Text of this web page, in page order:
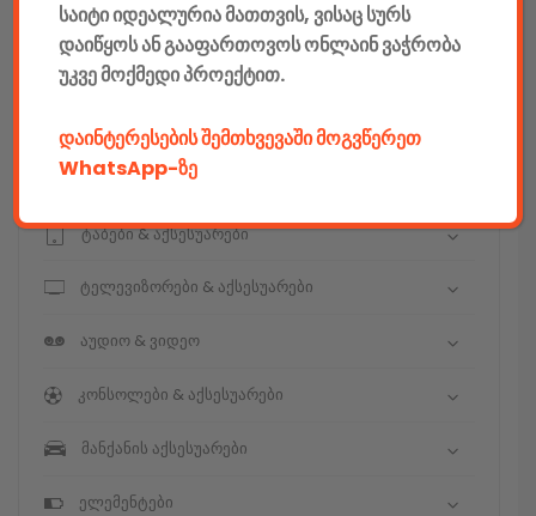
კომპიუტერები & აქსესუარები
ტელეფონები & აქსესუარები
კამერები & აქსესუარები
ნოუთბუქები & აქსესუარები
ტაბები & აქსესუარები
ტელევიზორები & აქსესუარები
აუდიო & ვიდეო
კონსოლები & აქსესუარები
მანქანის აქსესუარები
ელემენტები
საიტი იდეალურია მათთვის, ვისაც სურს
დაიწყოს ან გააფართოვოს ონლაინ ვაჭრობა
უკვე მოქმედი პროექტით.
დაინტერესების შემთხვევაში მოგვწერეთ
WhatsApp-ზე